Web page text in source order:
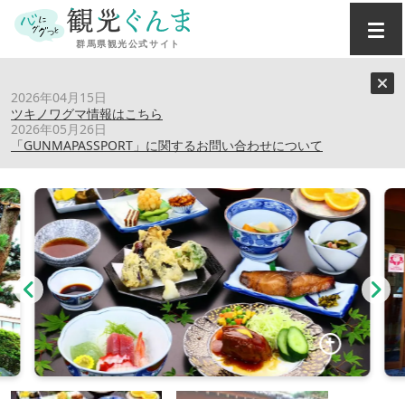
2026年04月15日
ツキノワグマ情報はこちら
2026年05月26日
「GUNMAPASSPORT」に関するお問い合わせについて
徳田屋旅館